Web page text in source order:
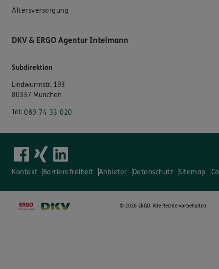
Altersversorgung
DKV & ERGO Agentur Intelmann
Subdirektion
Lindwurmstr. 193
80337 München
Tel: 089 74 33 020
Kontakt Barrierefreiheit Anbieter Datenschutz Sitemap
© 2026 ERGO. Alle Rechte vorbehalten.